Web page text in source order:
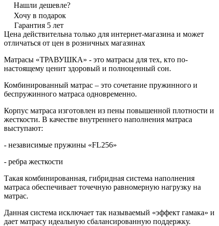
Нашли дешевле?
Хочу в подарок
Гарантия 5 лет
Цена действительна только для интернет-магазина и может
отличаться от цен в розничных магазинах
Матрасы «ТРАВУШКА» - это матрасы для тех, кто по-
настоящему ценит здоровый и полноценный сон.
Комбинированный матрас – это сочетание пружинного и
беспружинного матраса одновременно.
Корпус матраса изготовлен из пены повышенной плотности и
жесткости. В качестве внутреннего наполнения матраса
выступают:
- независимые пружины «FL256»
- ребра жесткости
Такая комбинированная, гибридная система наполнения
матраса обеспечивает точечную равномерную нагрузку на
матрас.
Данная система исключает так называемый «эффект гамака» и
дает матрасу идеальную сбалансированную поддержку.